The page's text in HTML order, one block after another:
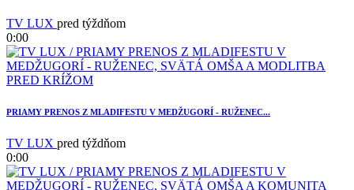
TV LUX pred týždňom
0:00
PRIAMY PRENOS Z MLADIFESTU V MEDŽUGORÍ - RUŽENEC...
TV LUX pred týždňom
0:00